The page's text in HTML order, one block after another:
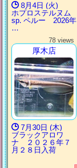
8月4日 (火)
ホプロステルヌム
sp. ペルー 2026年
…
78 views
厚木店
7月30日 (木)
ブラックアロワ
ナ ２０２６年７
月２８日入荷